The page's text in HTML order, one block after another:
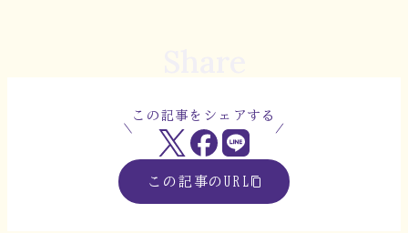
この記事をシェアする
この記事のURL